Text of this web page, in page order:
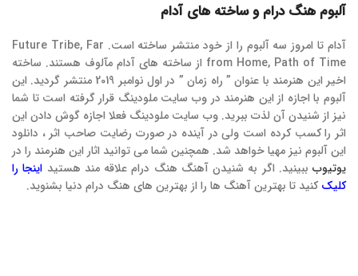
آلبوم هنگ درام و ساخته های آدام
آدام تا امروز سه آلبوم را از خود منتشر ساخته است. Future Tribe, Far
from Home, Path of Time از ساخته های آدام مآلوف هستند. ساخته
اخیر این هنرمند با عنوان ” راه زمان ” در اول نوامبر 2019 منتشر گردید. این
آلبوم با اجازه از این هنرمند در وب سایت ملودینگ قرار گرفته است تا شما
نیز از شنیدن آن لذت ببرید. وب سایت ملودینگ فعلا اجازه گوش دادن این
اثر را کسب کرده است ولی در آینده در صورت رضایت صاحب اثر ، دانلود
این آلبوم نیز مهیا خواهد شد. همچنین شما می توانید اثار این هنرمند را در
یوتیوب ببینید. اگر به شنیدن آهنگ هنگ درام علاقه مند هستید اینجا را
کلیککنید تا بهترین آهنگ ها را از بهترین های هنگ درام دنیا بشنوید.